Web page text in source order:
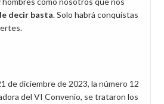
decir basta. Solo habrá conquistas
de diciembre de 2023, la número 12
del VI Convenio, se trataron los